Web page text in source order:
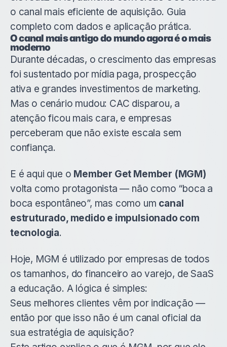
o canal mais eficiente de aquisição. Guia
completo com dados e aplicação prática.
O canal mais antigo do mundo agora é o mais
moderno
Durante décadas, o crescimento das empresas
foi sustentado por mídia paga, prospecção
ativa e grandes investimentos de marketing.
Mas o cenário mudou: CAC disparou, a
atenção ficou mais cara, e empresas
perceberam que não existe escala sem
confiança.
E é aqui que o Member Get Member (MGM)
volta como protagonista — não como “boca a
boca espontâneo”, mas como um canal
estruturado, medido e impulsionado com
tecnologia.
Hoje, MGM é utilizado por empresas de todos
os tamanhos, do financeiro ao varejo, de SaaS
a educação. A lógica é simples:
Seus melhores clientes vêm por indicação —
então por que isso não é um canal oficial da
sua estratégia de aquisição?